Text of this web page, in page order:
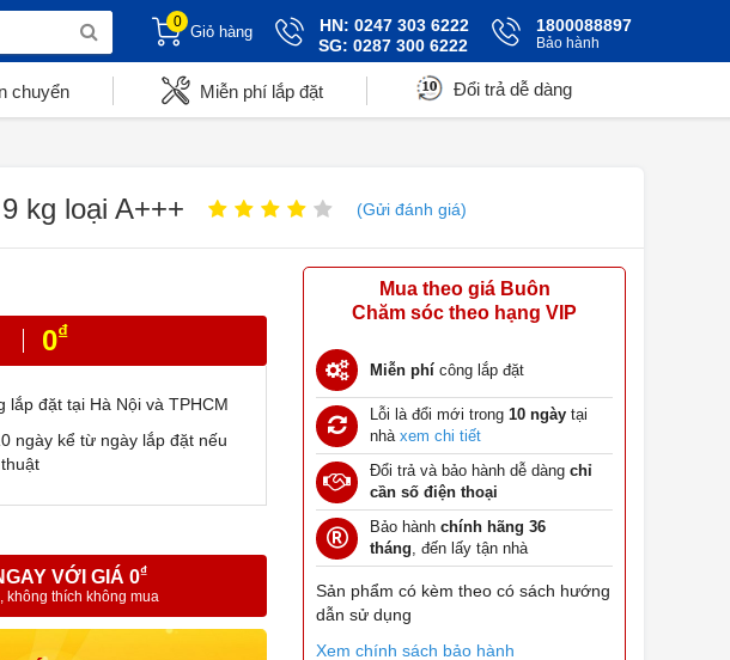
0
Giỏ hàng
HN: 0247 303 6222
SG: 0287 300 6222
1800088897
Bảo hành
chuyển Miễn phí lắp đặt Đổi trả dễ dàng
kg loại A+++ (Gửi đánh giá)
0₫
lắp đặt tại Hà Nội và TPHCM
ngày kể từ ngày lắp đặt nếu
VỚI GIÁ 0₫
không thích không mua
Mua theo giá Buôn
Chăm sóc theo hạng VIP
Miễn phí công lắp đặt
Lỗi là đổi mới trong 10 ngày tại
nhà xem chi tiết
Đổi trả và bảo hành dễ dàng chỉ
cần số điện thoại
Bảo hành chính hãng 36
tháng, đến lấy tận nhà
Sản phẩm có kèm theo có sách hướng
dẫn sử dụng
Xem chính sách bảo hành